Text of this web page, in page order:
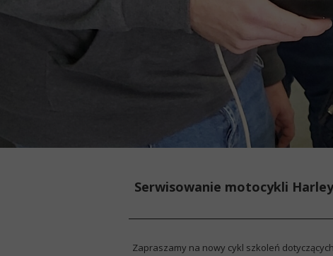
Zapraszamy na nowy cykl szkoleń
Serwisowanie motocykli